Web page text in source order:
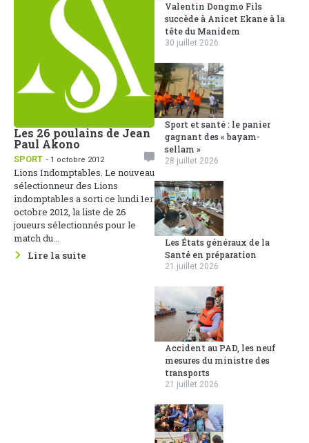
Les 26 poulains de Jean
Paul Akono
SPORT - 1 octobre 2012
Lions Indomptables. Le nouveau
sélectionneur des Lions
indomptables a sorti ce lundi 1er
octobre 2012, la liste de 26
joueurs sélectionnés pour le
match du...
Lire la suite
Valentin Dongmo Fils
succède à Anicet Ekane à la
tête du Manidem
30 juillet 2026
Sport et santé : le panier
gagnant des « bayam-
sellam »
28 juillet 2026
Les États généraux de la
Santé en préparation
21 juillet 2026
Accident au PAD, les neuf
mesures du ministre des
transports
21 juillet 2026